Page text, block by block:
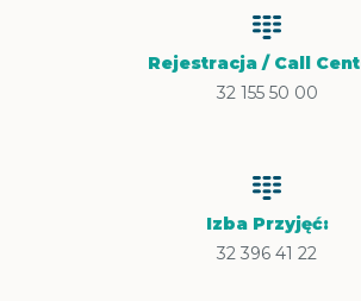
Rejestracja / Call
32 155 50 00
Izba Przyjęć:
32 396 41 22